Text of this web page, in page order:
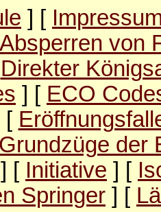
] [
Absperren von
Direkter
] [ ECO
[
Grundzüge der
] [ Initiative ] [
Springer ] [